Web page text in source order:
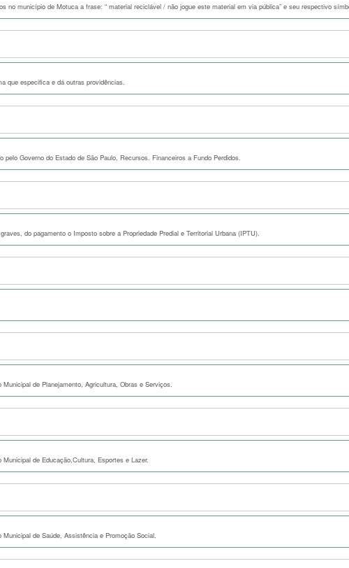
no município de Motuca a frase: “ material reciclável / não jogue este material em via pública” e seu respectivo
que especifica e dá outras providências.
Governo do Estado de São Paulo, Recursos. Financeiros a Fundo Perdidos.
do pagamento o Imposto sobre a Propriedade Predial e Territorial Urbana (IPTU).
de Planejamento, Agricultura, Obras e Serviços.
de Educação,Cultura, Esportes e Lazer.
de Saúde, Assistência e Promoção Social.